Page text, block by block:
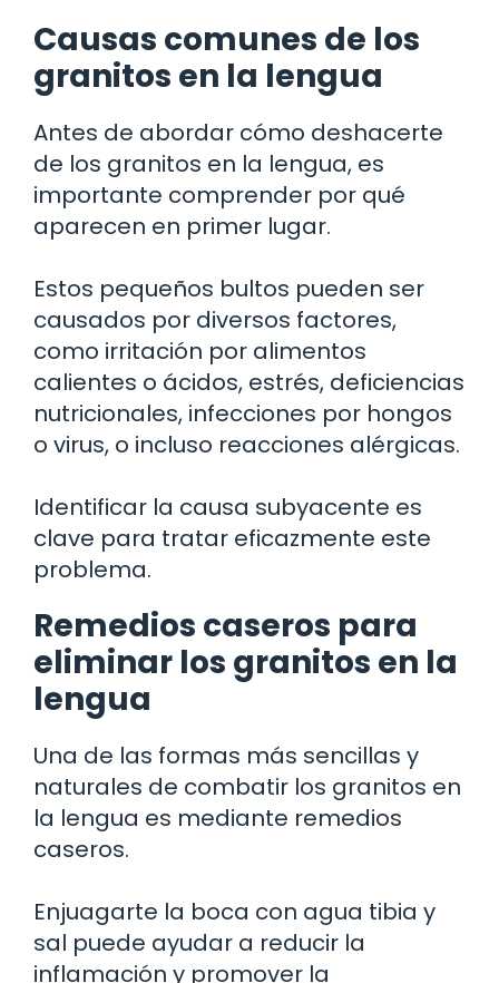
Causas comunes de los
granitos en la lengua
Antes de abordar cómo deshacerte
de los granitos en la lengua, es
importante comprender por qué
aparecen en primer lugar.
Estos pequeños bultos pueden ser
causados por diversos factores,
como irritación por alimentos
calientes o ácidos, estrés, deficiencias
nutricionales, infecciones por hongos
o virus, o incluso reacciones alérgicas.
Identificar la causa subyacente es
clave para tratar eficazmente este
problema.
Remedios caseros para
eliminar los granitos en la
lengua
Una de las formas más sencillas y
naturales de combatir los granitos en
la lengua es mediante remedios
caseros.
Enjuagarte la boca con agua tibia y
sal puede ayudar a reducir la
inflamación y promover la